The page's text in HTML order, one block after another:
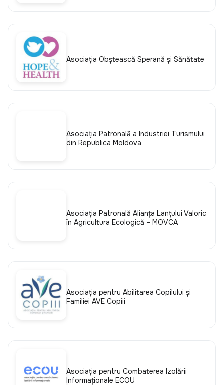
Asociația Obștească Speranță și Sănătate
Asociația Patronală a Industriei Turismului
din Republica Moldova
Asociația Patronală Alianța Lanțului Valoric
în Agricultura Ecologică – MOVCA
Asociaţia pentru Abilitarea Copilului şi
Familiei AVE Copiii
Asociația pentru Combaterea Izolării
Informaționale ECOU